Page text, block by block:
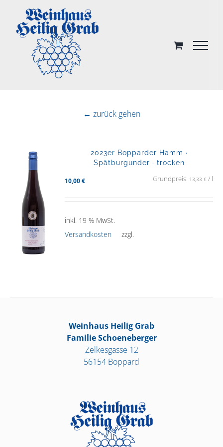
content
← zurück gehen
2023er Bopparder Hamm ·
Spätburgunder · trocken
10,00€ Grundpreis: 13,33 €/ l
inkl. 19 % MwSt.
zzgl.
Versandkosten
Weinhaus Heilig Grab
Familie Schoeneberger
Zelkesgasse 12
56154 Boppard